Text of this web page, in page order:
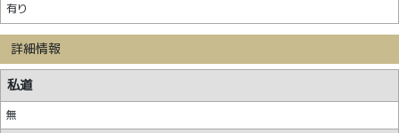
有り
詳細情報
私道
無